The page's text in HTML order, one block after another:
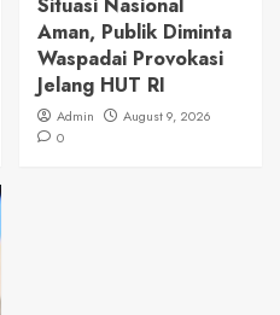
Aman, Publik Diminta
Waspadai Provokasi
Jelang HUT RI
Admin
August 9, 2026
0